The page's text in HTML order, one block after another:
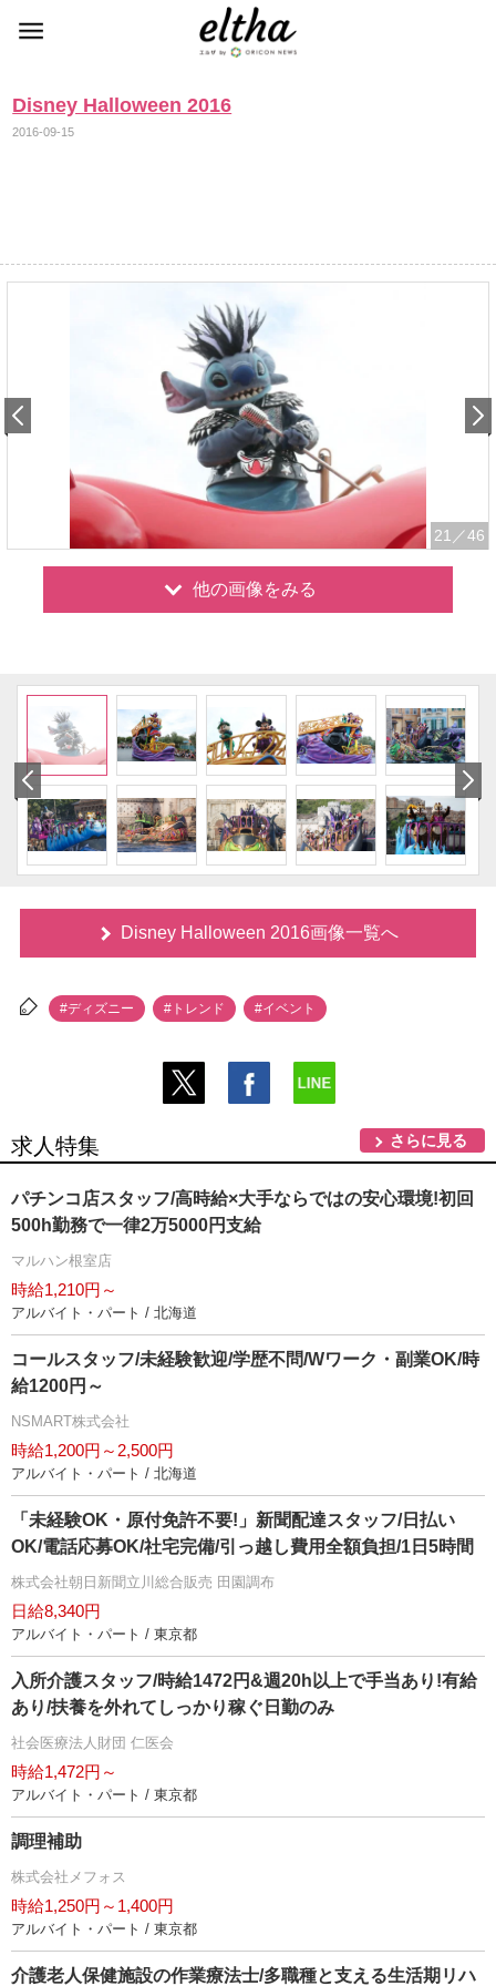
Disney Halloween 2016
2016-09-15
21 ／46
他の画像をみる
Disney Halloween 2016画像一覧へ
#ディズニー #トレンド #イベント
求人特集 さらに見る
パチンコ店スタッフ/高時給×大手ならではの安心環境!初回
500h勤務で一律2万5000円支給
マルハン根室店
時給1,210円～
アルバイト・パート / 北海道
コールスタッフ/未経験歓迎/学歴不問/Wワーク・副業OK/時
給1200円～
NSMART株式会社
時給1,200円～2,500円
アルバイト・パート / 北海道
「未経験OK・原付免許不要!」新聞配達スタッフ/日払い
OK/電話応募OK/社宅完備/引っ越し費用全額負担/1日5時間
株式会社朝日新聞立川総合販売 田園調布
日給8,340円
アルバイト・パート / 東京都
入所介護スタッフ/時給1472円&週20h以上で手当あり!有給
あり/扶養を外れてしっかり稼ぐ日勤のみ
社会医療法人財団 仁医会
時給1,472円～
アルバイト・パート / 東京都
調理補助
株式会社メフォス
時給1,250円～1,400円
アルバイト・パート / 東京都
介護老人保健施設の作業療法士/多職種と支える生活期リハ